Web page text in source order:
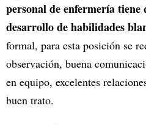
personal de enfermería tiene
desarrollo de habilidades
formal, para esta posición se
observación, buena
en equipo, excelentes
buen trato.